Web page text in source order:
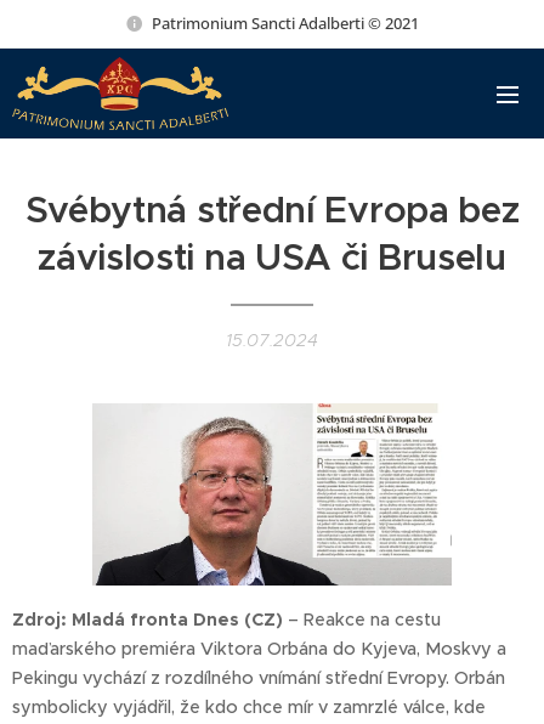
Patrimonium Sancti Adalberti © 2021
Svébytná střední Evropa bez
závislosti na USA či Bruselu
15.07.2024
Zdroj: Mladá fronta Dnes (CZ) – Reakce na cestu
maďarského premiéra Viktora Orbána do Kyjeva, Moskvy a
Pekingu vychází z rozdílného vnímání střední Evropy. Orbán
symbolicky vyjádřil, že kdo chce mír v zamrzlé válce, kde